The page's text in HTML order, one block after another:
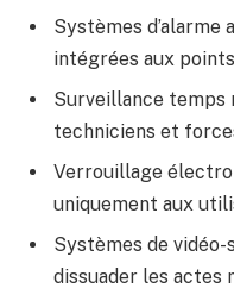
Systèmes d’alarme
intégrées aux
Surveillance temps
techniciens et
Verrouillage
uniquement aux
Systèmes de
dissuader les actes